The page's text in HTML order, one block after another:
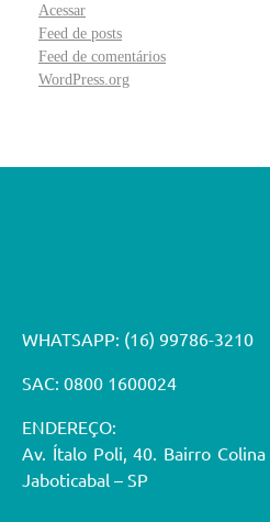
Acessar
Feed de posts
Feed de comentários
WordPress.org
WHATSAPP: (16) 99786-3210
SAC: 0800 1600024
ENDEREÇO:
Av. Ítalo Poli, 40. Bairro
Jaboticabal – SP